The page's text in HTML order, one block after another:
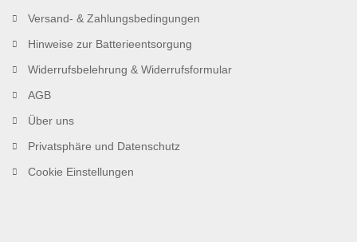
Versand- & Zahlungsbedingungen
Hinweise zur Batterieentsorgung
Widerrufsbelehrung & Widerrufsformular
AGB
Über uns
Privatsphäre und Datenschutz
Cookie Einstellungen